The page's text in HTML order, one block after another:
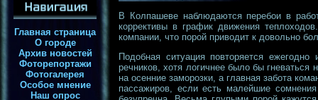
Главная страница
О городе
Архив новостей
Фоторепортажи
Фотогалерея
Особое мнение
Наш опрос
В Колпашеве наблюдаются перебои в
коррективы в график движения
компании, что порой приводит к довольно
Подобная ситуация повторяется
речников, хотя логичнее было бы
на осенние заморозки, а главная забота
пассажиров, если есть малейшие